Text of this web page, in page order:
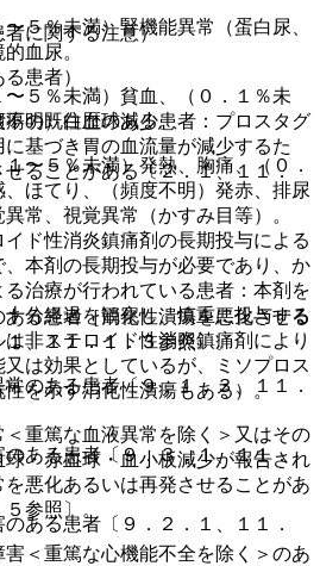
者に関する注意）
患者）
の既往歴のある患者：プロスタグ
基づき胃の血流量が減少するた
ることがある〔２．１、１１．
ド性消炎鎮痛剤の長期投与による
本剤の長期投与が必要であり、か
治療が行われている患者：本剤を
分経過を観察し、慎重に投与する
非ステロイド性消炎鎮痛剤により
は効果としているが、ミソプロス
を示す消化性潰瘍もある）。
重篤な血液異常を除く＞又はその
・赤血球・血小板減少が報告され
悪化あるいは再発させることがあ
参照〕。
＜重篤な心機能不全を除く＞のあ
５％未満）腎機能異常（蛋白尿、
血尿。
５％未満）貧血、（０．１％未
明）白血球減少。
〜５％未満）発熱、胸痛、（０．
ほてり、（頻度不明）発赤、排尿
常、視覚異常（かすみ目等）。
る患者［消化性潰瘍を悪化させる
、１１．１．３参照〕。
のある患者〔９．１．３、１１．
ある患者〔９．３．１、１１．
ある患者〔９．２．１、１１．